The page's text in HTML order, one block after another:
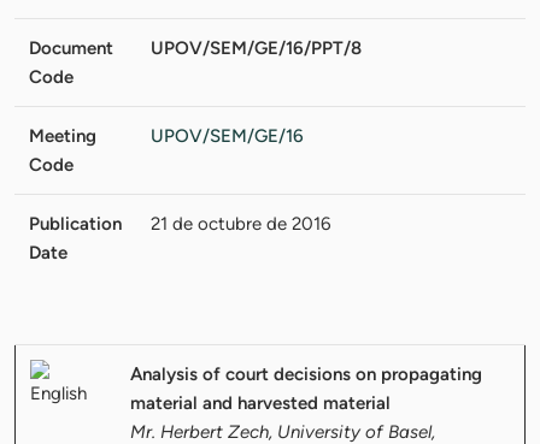
Document
Code
UPOV/SEM/GE/16/PPT/8
Meeting
Code
UPOV/SEM/GE/16
Publication
Date
21 de octubre de 2016
Analysis of court decisions on propagating
material and harvested material
Mr. Herbert Zech, University of Basel,